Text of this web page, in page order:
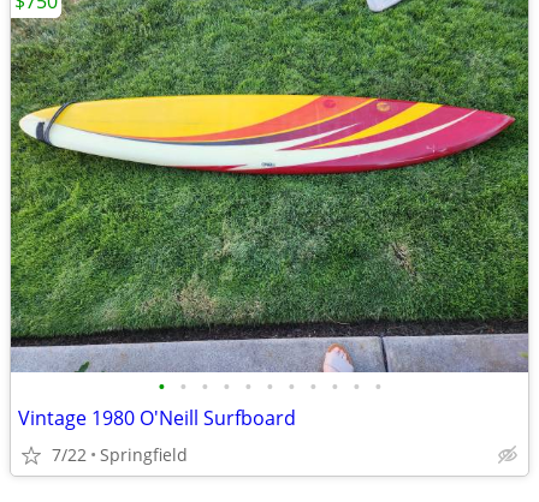
• • • • • • • • • • •
Vintage 1980 O'Neill Surfboard
7/22 Springfield